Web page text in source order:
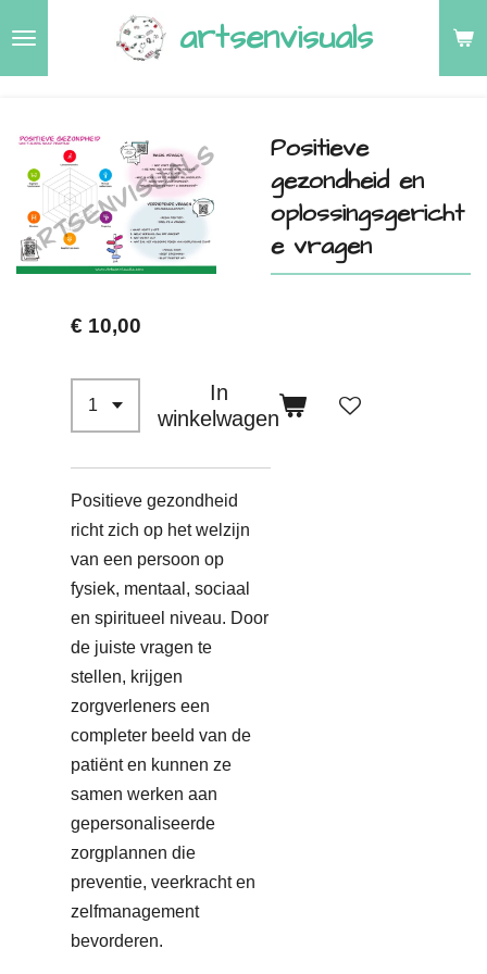
hoofdinhoud
artsenvisuals
Positieve
gezondheid en
oplossingsgericht
e vragen
€ 10,00
In
winkelwagen
Positieve gezondheid
richt zich op het welzijn
van een persoon op
fysiek, mentaal, sociaal
en spiritueel niveau. Door
de juiste vragen te
stellen, krijgen
zorgverleners een
completer beeld van de
patiënt en kunnen ze
samen werken aan
gepersonaliseerde
zorgplannen die
preventie, veerkracht en
zelfmanagement
bevorderen.